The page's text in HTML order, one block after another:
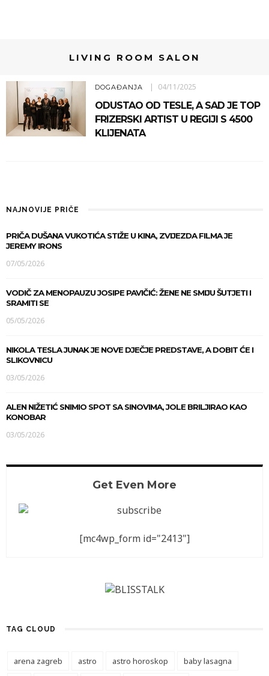
LIVING ROOM SALON
DOGAĐANJA 04/11/2025
ODUSTAO OD TESLE, A SAD JE TOP
FRIZERSKI ARTIST U REGIJI S 4500
KLIJENATA
NAJNOVIJE PRIČE
PRIČA DUŠANA VUKOTIĆA STIŽE U KINA, ZVIJEZDA FILMA JE
JEREMY IRONS
07/05/2026
VODIČ ZA MENOPAUZU JOSIPE PAVIČIĆ: ŽENE NE SMIJU ŠUTJETI I
SRAMITI SE
05/05/2026
NIKOLA TESLA JUNAK JE NOVE DJEČJE PREDSTAVE, A DOBIT ĆE I
SLIKOVNICU
03/05/2026
ALEN NIŽETIĆ SNIMIO SPOT SA SINOVIMA, JOLE BRILJIRAO KAO
KONOBAR
03/05/2026
Get Even More
[mc4wp_form id="2413"]
TAG CLOUD
arena zagreb astro astro horoskop
baby lasagna